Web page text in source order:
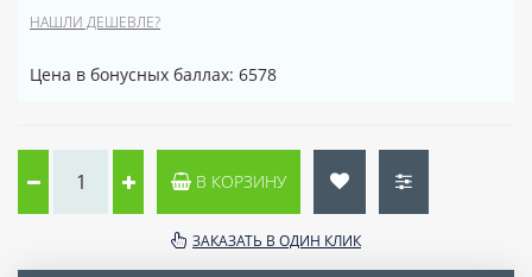
НАШЛИ ДЕШЕВЛЕ?
Цена в бонусных баллах: 6578
В КОРЗИНУ
ЗАКАЗАТЬ В ОДИН КЛИК